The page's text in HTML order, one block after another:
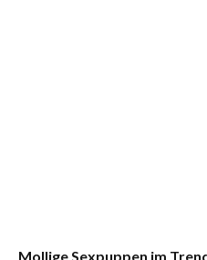
Mollige Sexpuppen im